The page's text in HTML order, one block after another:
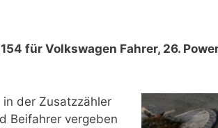
für Volkswagen Fahrer, 26.
der Zusatzzähler
Beifahrer vergeben